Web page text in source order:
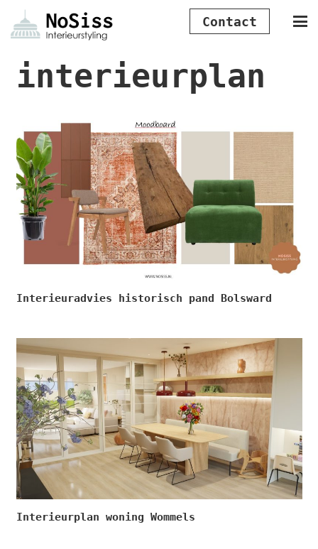
Contact
interieurplan
Interieuradvies historisch pand Bolsward
Interieurplan woning Wommels